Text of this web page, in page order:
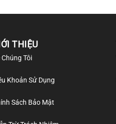
THIỆU
Chúng Tôi
Khoản Sử Dụng
Sách Bảo Mật